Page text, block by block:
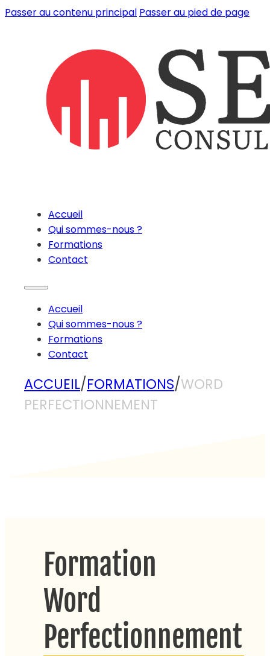
Passer au contenu principal Passer au pied de page
Accueil
Qui sommes-nous ?
Formations
Contact
Accueil
Qui sommes-nous ?
Formations
Contact
ACCUEIL/FORMATIONS/WORD
PERFECTIONNEMENT
Formation
Word
Perfectionnement